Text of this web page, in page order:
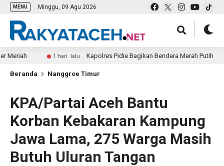
MENU Minggu, 09 Agu 2026
1 hari lalu Kapolres Pidie Bagikan Bendera Merah Putih
Beranda Nanggroe Timur
KPA/Partai Aceh Bantu
Korban Kebakaran Kampung
Jawa Lama, 275 Warga Masih
Butuh Uluran Tangan